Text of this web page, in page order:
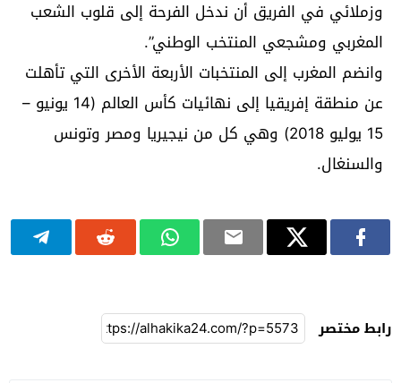
وزملائي في الفريق أن ندخل الفرحة إلى قلوب الشعب
المغربي ومشجعي المنتخب الوطني”.
وانضم المغرب إلى المنتخبات الأربعة الأخرى التي تأهلت
عن منطقة إفريقيا إلى نهائيات كأس العالم (14 يونيو –
15 يوليو 2018) وهي كل من نيجيريا ومصر وتونس
والسنغال.
رابط مختصر